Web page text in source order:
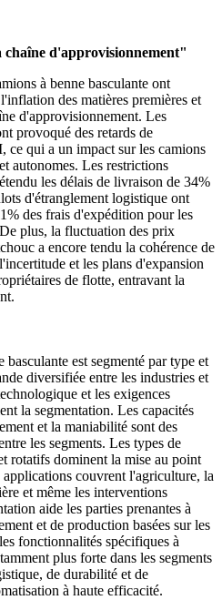
d'approvisionnement"
à benne basculante ont
des matières premières et
d'approvisionnement. Les
provoqué des retards de
ce qui a un impact sur les camions
autonomes. Les restrictions
les délais de livraison de 34%
d'étranglement logistique ont
des frais d'expédition pour les
plus, la fluctuation des prix
a encore tendu la cohérence de
et les plans d'expansion
de flotte, entravant la
est segmenté par type et
diversifiée entre les industries et
et les exigences
la segmentation. Les capacités
et la maniabilité sont des
les segments. Les types de
rotatifs dominent la mise au point
couvrent l'agriculture, la
et même les interventions
aide les parties prenantes à
et de production basées sur les
fonctionnalités spécifiques à
plus forte dans les segments
de durabilité et de
à haute efficacité.